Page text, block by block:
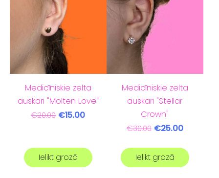
Medicīniskie zelta
auskari "Molten Love"
€20.00 €15.00
Ielikt grozā
Medicīniskie zelta
auskari "Stellar
Crown"
€30.00 €25.00
Ielikt grozā